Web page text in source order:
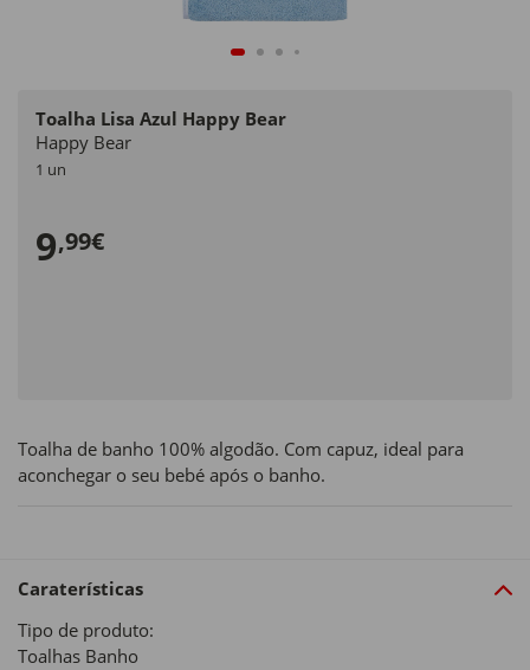
Toalha Lisa Azul Happy Bear
Happy Bear
1 un
9,99€
Toalha de banho 100% algodão. Com capuz, ideal para
aconchegar o seu bebé após o banho.
Caraterísticas
Tipo de produto:
Toalhas Banho